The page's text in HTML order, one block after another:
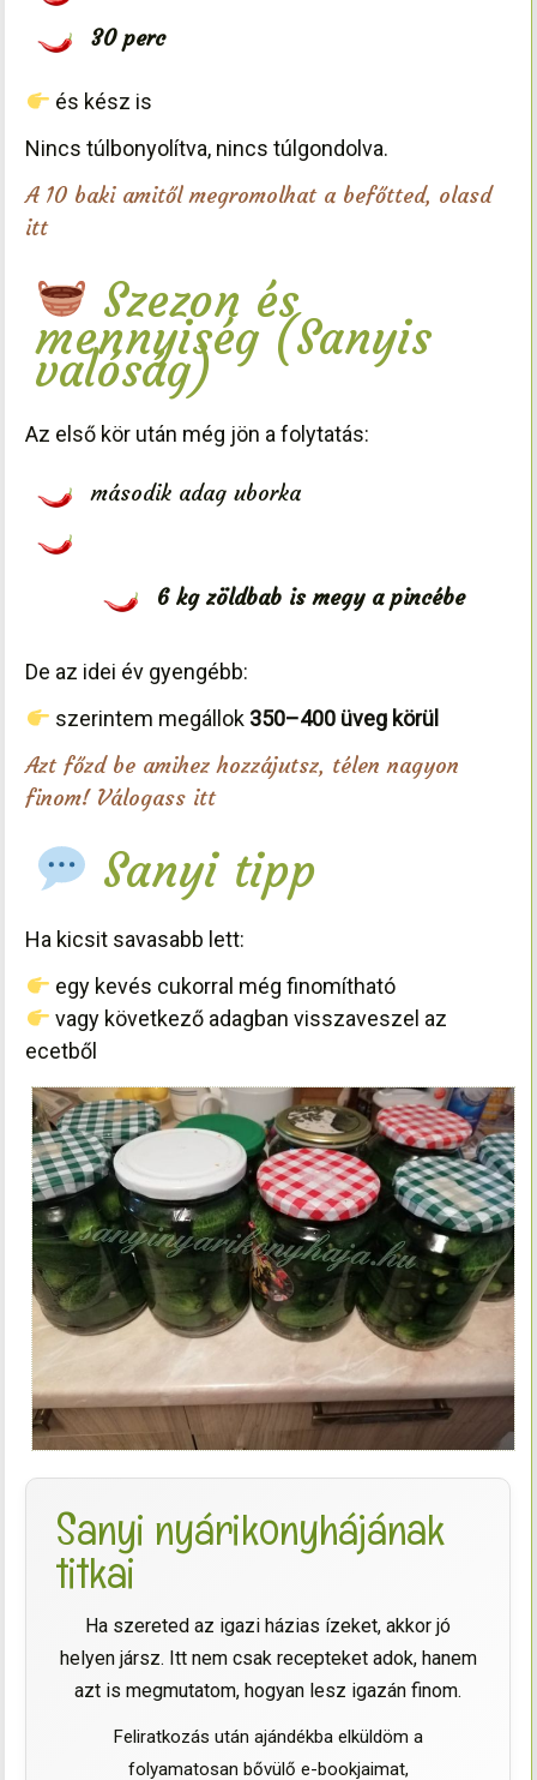
30 perc
és kész is
Nincs túlbonyolítva, nincs túlgondolva.
A 10 baki amitől megromolhat a befőtted, olasd
itt
Szezon és
mennyiség (Sanyis
valóság)
Az első kör után még jön a folytatás:
második adag uborka
6 kg zöldbab is megy a pincébe
De az idei év gyengébb:
szerintem megállok 350–400 üveg körül
Azt főzd be amihez hozzájutsz, télen nagyon
finom! Válogass itt
Sanyi tipp
Ha kicsit savasabb lett:
egy kevés cukorral még finomítható
vagy következő adagban visszaveszel az
ecetből
Sanyi nyárikonyhájának
titkai
Ha szereted az igazi házias ízeket, akkor jó
helyen jársz. Itt nem csak recepteket adok, hanem
azt is megmutatom, hogyan lesz igazán finom.
Feliratkozás után ajándékba elküldöm a
folyamatosan bővülő e-bookjaimat,